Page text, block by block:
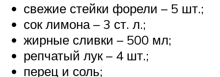
свежие стейки форели – 5 шт.;
сок лимона – 3 ст. л.;
жирные сливки – 500 мл;
репчатый лук – 4 шт.;
перец и соль;